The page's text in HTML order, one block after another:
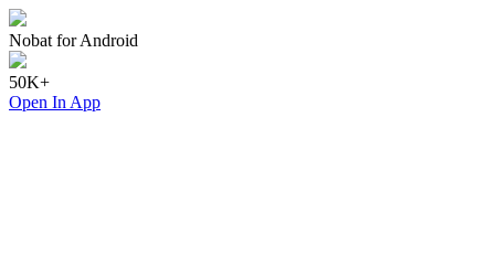
Nobat for Android
50K+
Open In App